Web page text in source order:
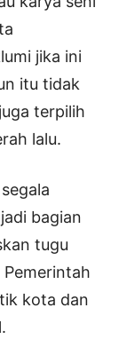
jika ini
itu tidak
terpilih
lalu.
bagian
tugu
kota dan